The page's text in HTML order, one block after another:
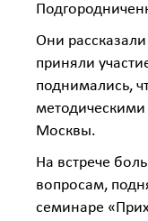
Они
приняли
поднимались,
Москвы.
На встрече
вопросам,
семинаре